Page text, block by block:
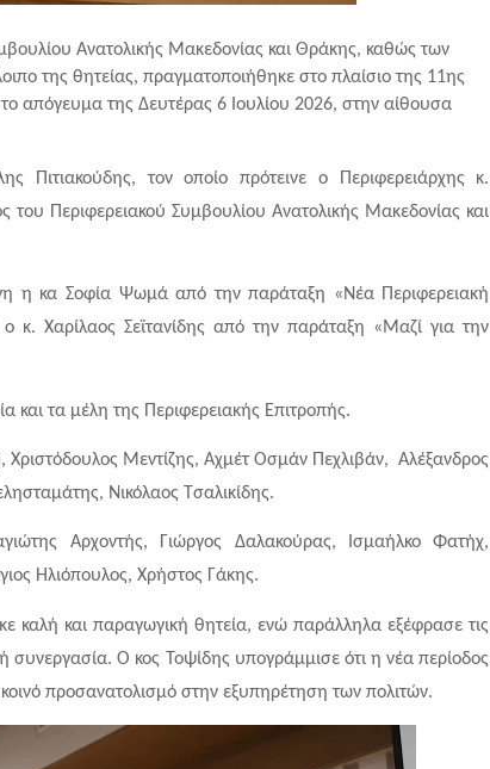
Ανατολικής Μακεδονίας και Θράκης, καθώς των
της θητείας, πραγματοποιήθηκε στο πλαίσιο της 11ης
απόγευμα της Δευτέρας 6 Ιουλίου 2026, στην αίθουσα
τον οποίο πρότεινε ο Περιφερειάρχης κ.
Περιφερειακού Συμβουλίου Ανατολικής Μακεδονίας και
η κα Σοφία Ψωμά από την παράταξη «Νέα Περιφερειακή
κ. Χαρίλαος Σεϊτανίδης από την παράταξη «Μαζί για την
και τα μέλη της Περιφερειακής Επιτροπής.
Χριστόδουλος Μεντίζης, Αχμέτ Οσμάν Πεχλιβάν,  Αλέξανδρος
Νικόλαος Τσαλικίδης.
Αρχοντής, Γιώργος Δαλακούρας, Ισμαήλκο Φατήχ,
Ηλιόπουλος, Χρήστος Γάκης.
καλή και παραγωγική θητεία, ενώ παράλληλα εξέφρασε τις
συνεργασία. Ο κος Τοψίδης υπογράμμισε ότι η νέα περίοδος
προσανατολισμό στην εξυπηρέτηση των πολιτών.